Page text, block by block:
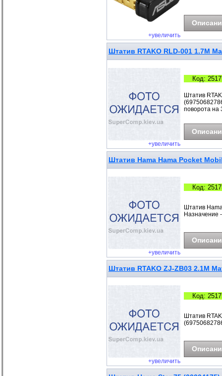
+увеличить
Штатив RTAKO RLD-001 1.7M
+увеличить
Код:
Штатив
поворота на
Штатив Hama Hama Pocket
+увеличить
Код:
Штатив
Назначение
Штатив RTAKO ZJ-ZB03 2.1M
+увеличить
Код:
Штатив